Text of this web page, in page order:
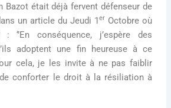
Bazot était déjà fervent défenseur de
un article du Jeudi 1erOctobre où
‘’En conséquence, j’espère des
adoptent une fin heureuse à ce
cela, je les invite à ne pas faiblir
conforter le droit à la résiliation à